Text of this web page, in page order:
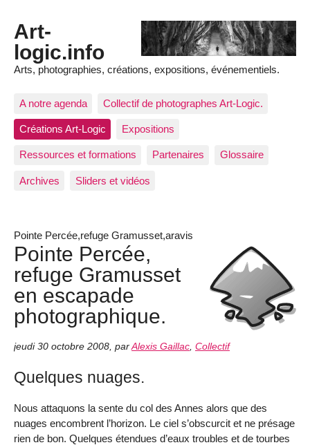
Art-
logic.info
Arts, photographies, créations, expositions, événementiels.
A notre agenda Collectif de photographes Art-Logic.
Créations Art-Logic Expositions
Ressources et formations Partenaires Glossaire
Archives Sliders et vidéos
Pointe Percée,refuge Gramusset,aravis
Pointe Percée,
refuge Gramusset
en escapade
photographique.
jeudi 30 octobre 2008, parAlexis Gaillac, Collectif
Quelques nuages.
Nous attaquons la sente du col des Annes alors que des
nuages encombrent l’horizon. Le ciel s’obscurcit et ne présage
rien de bon. Quelques étendues d’eaux troubles et de tourbes